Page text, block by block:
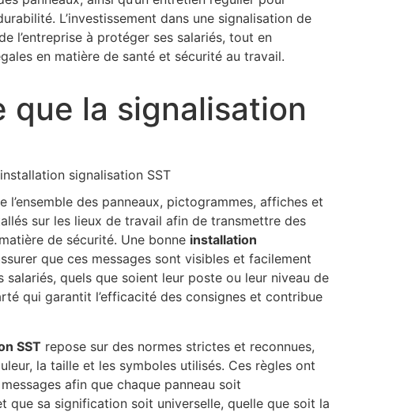
L’investissement dans une signalisation de
l’entreprise à protéger ses salariés, tout en
en matière de santé et sécurité au travail.
que la signalisation
l’ensemble des panneaux, pictogrammes, affiches et
sur les lieux de travail afin de transmettre des
de sécurité. Une bonne installation
que ces messages sont visibles et facilement
salariés, quels que soient leur poste ou leur niveau de
qui garantit l’efficacité des consignes et contribue
SST repose sur des normes strictes et reconnues,
la taille et les symboles utilisés. Ces règles ont
afin que chaque panneau soit
que sa signification soit universelle, quelle que soit la